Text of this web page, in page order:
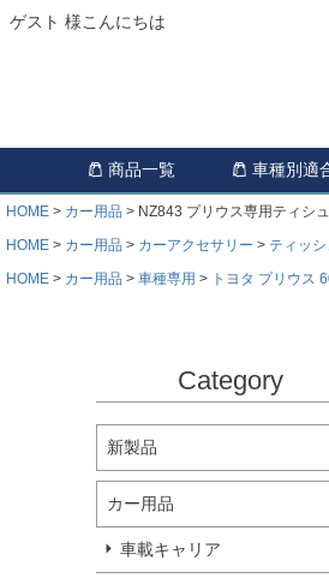
ゲスト 様こんにちは
商品一覧 車種別適
HOME カー用品
NZ843 プリウス専用ティシ
HOME
カー用品 カーアクセサリー ティッ
HOME
カー用品 車種専用 トヨタ プリウス
Category
新製品
カー用品
車載キャリア